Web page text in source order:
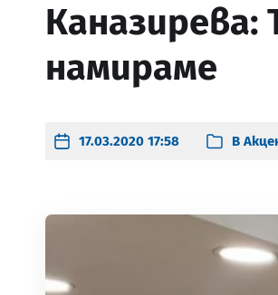
Каназирева:
намираме
17.03.2020 17:58 В